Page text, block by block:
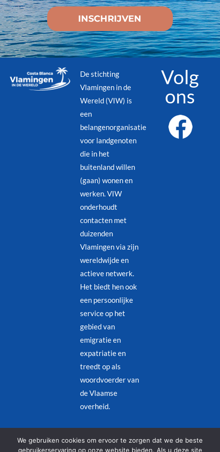
De stichting
Vlamingen in de
Wereld (VIW) is
een
belangenorganisatie
voor landgenoten
die in het
buitenland willen
(gaan) wonen en
werken. VIW
onderhoudt
contacten met
duizenden
Vlamingen via zijn
wereldwijde en
actieve netwerk.
Het biedt hen ook
een persoonlijke
service op het
gebied van
emigratie en
expatriatie en
treedt op als
woordvoerder van
de Vlaamse
overheid.
Volg
ons
Juridische kennisgeving–Privacybeleid
We gebruiken cookies om ervoor te zorgen dat we de beste
gebruikerservaring op onze website bieden. Als u deze site